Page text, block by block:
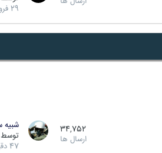
29 فروردین 1404
34,752
ارسال ها
توسط
47 دقیقه قبل